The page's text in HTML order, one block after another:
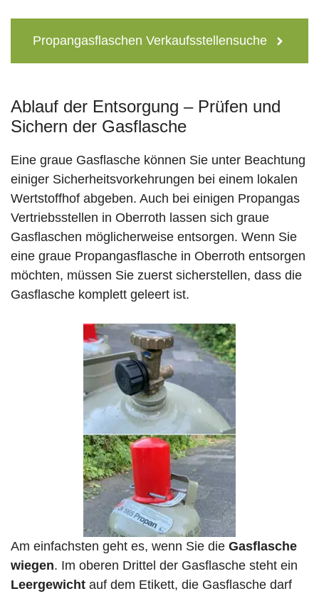
Propangasflaschen Verkaufsstellensuche
Ablauf der Entsorgung – Prüfen und
Sichern der Gasflasche
Eine graue Gasflasche können Sie unter Beachtung
einiger Sicherheitsvorkehrungen bei einem lokalen
Wertstoffhof abgeben. Auch bei einigen Propangas
Vertriebsstellen in Oberroth lassen sich graue
Gasflaschen möglicherweise entsorgen. Wenn Sie
eine graue Propangasflasche in Oberroth entsorgen
möchten, müssen Sie zuerst sicherstellen, dass die
Gasflasche komplett geleert ist.
Am einfachsten geht es, wenn Sie die Gasflasche
wiegen. Im oberen Drittel der Gasflasche steht ein
Leergewicht auf dem Etikett, die Gasflasche darf